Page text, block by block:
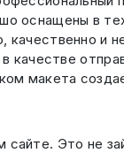
оснащены в
качественно и
в качестве
макета
сайте. Это не